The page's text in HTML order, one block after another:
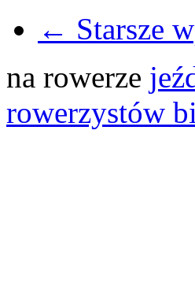
← Starsze
na rowerze
rowerzystów